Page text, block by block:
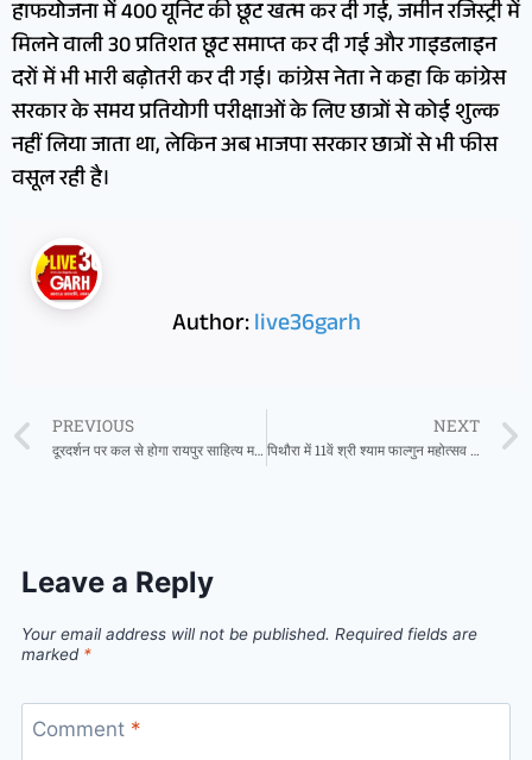
हाफयोजना में 400 यूनिट की छूट खत्म कर दी गई, जमीन रजिस्ट्री में
मिलने वाली 30 प्रतिशत छूट समाप्त कर दी गई और गाइडलाइन
दरों में भी भारी बढ़ोतरी कर दी गई। कांग्रेस नेता ने कहा कि कांग्रेस
सरकार के समय प्रतियोगी परीक्षाओं के लिए छात्रों से कोई शुल्क
नहीं लिया जाता था, लेकिन अब भाजपा सरकार छात्रों से भी फीस
वसूल रही है।
Author:live36garh
PREVIOUS
दूरदर्शन पर कल से होगा रायपुर साहित्य महोत्सव का प्रसारण
NEXT
पिथौरा में 11वें श्री श्याम फाल्गुन महोत्सव को लेकर तैयारियां पूर्ण, विशाल निशान यात्रा ओर बाबा श्याम का भव्य दरबार सजाया जाएगा, भक्तों के साथ फूलों की होली
Leave a Reply
Your email address will not be published. Required fields are
marked *
Comment *